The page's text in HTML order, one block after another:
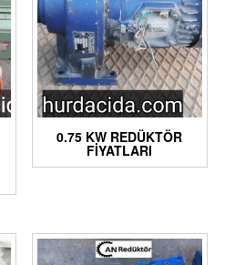
0.75 KW REDÜKTÖR
FIYATLARI